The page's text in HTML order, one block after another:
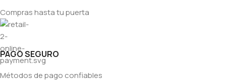
Compras hasta tu puerta
PAGO SEGURO
Métodos de pago confiables